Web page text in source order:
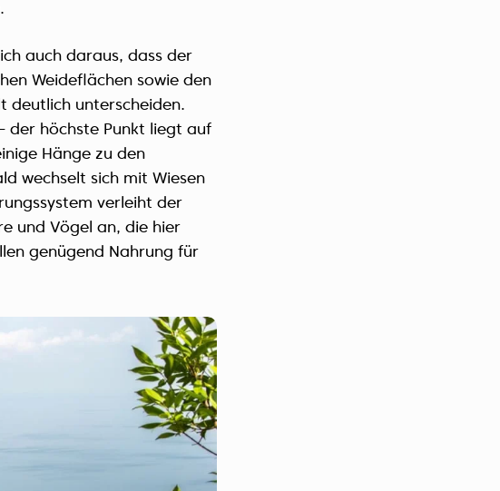
auch daraus, dass der
Weideflächen sowie den
deutlich unterscheiden.
der höchste Punkt liegt auf
Hänge zu den
wechselt sich mit Wiesen
verleiht der
und Vögel an, die hier
genügend Nahrung für